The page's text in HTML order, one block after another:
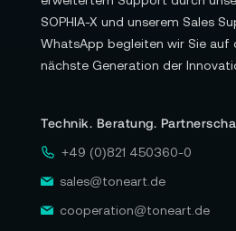
SOPHIA-X und unserem Sales
WhatsApp begleiten wir Sie auf
nächste Generation der
Technik. Beratung.
+49 (0)821 450360-0
sales@toneart.de
cooperation@toneart.de